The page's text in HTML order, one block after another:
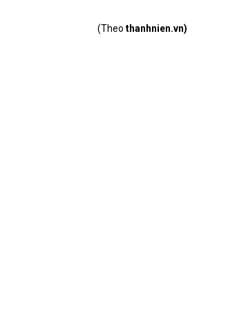
(Theo thanhnien.vn)